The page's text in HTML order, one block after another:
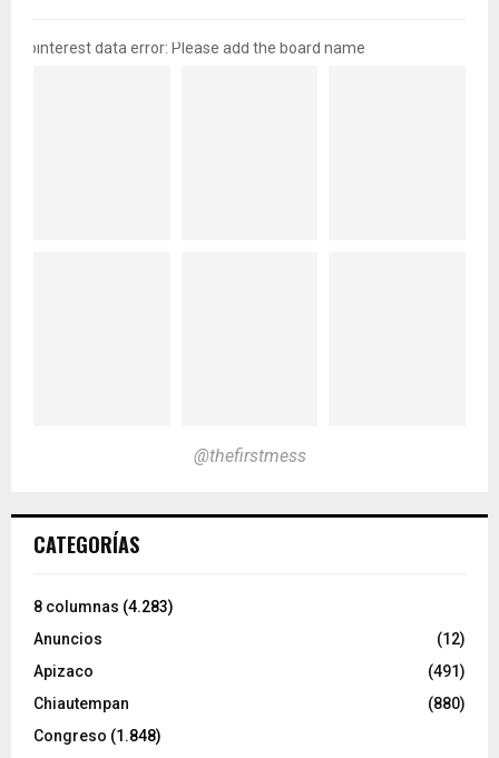
pinterest data error: Please add the board name
@thefirstmess
CATEGORÍAS
8 columnas (4.283)
Anuncios
(12)
Apizaco
(491)
Chiautempan
(880)
Congreso (1.848)